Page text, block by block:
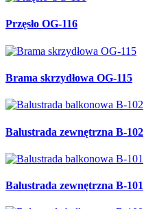
Przęsło OG-116
Brama skrzydłowa OG-115
Balustrada zewnętrzna B-102
Balustrada zewnętrzna B-101